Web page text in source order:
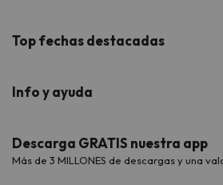
Proveedores
Viajes para grupos
Hoteles Cataluña
Hoteles Galicia
Viajes con Niños
Viajes de Novios
Chollos con Todo Incluido
Top fechas destacadas
Verano
Vacaciones en Agosto
Info y ayuda
Contáctanos
Preguntas frecuentes
Descarga GRATIS nuestra app
Más de 3 MILLONES de descargas y una